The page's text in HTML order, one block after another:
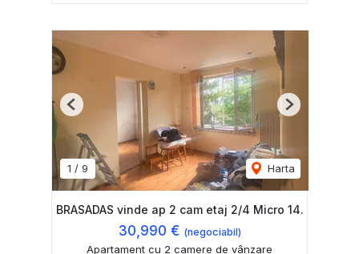
1 / 9 Harta
Previous Next
BRASADAS vinde ap 2 cam etaj 2/4 Micro 14.
30,990 € (negociabil)
Apartament cu 2 camere de vânzare